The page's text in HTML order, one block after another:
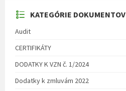
KATEGÓRIE DOKUMENTOV
Audit
CERTIFIKÁTY
DODATKY K VZN č. 1/2024
Dodatky k zmluvám 2022